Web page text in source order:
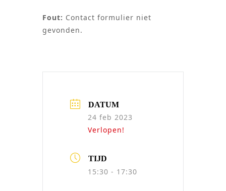
Fout: Contact formulier niet
gevonden.
DATUM
24 feb 2023
Verlopen!
TIJD
15:30 - 17:30